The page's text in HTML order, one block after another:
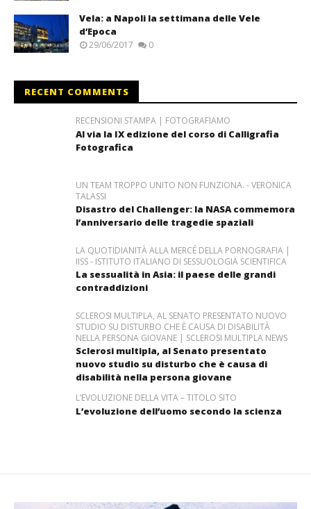
Vela: a Napoli la settimana delle Vele
d’Epoca
29/06/2017 0
RECENT COMMENTS
RECENSIONI STAMPA | FOTOGRAFIAMO
Al via la IX edizione del corso di Calligrafia
Fotografica
UN TEAM TROPPO UNITO NON FUNZIONA. - VERONICA
TALASSI
Disastro del Challenger: la NASA commemora
l’anniversario delle tragedie spaziali
LA QUOTIDIANITÀ ALLA MERCÉ DELLA PORNOGRAFIA |
IISS - ISTITUTO ITALIANO DI SESSUOLOGIA SCIENTIFICA
La sessualità in Asia: il paese delle grandi
contraddizioni
SCLEROSI MULTIPLA, AL SENATO PRESENTATO NUOVO
STUDIO SU DISTURBO CHE È CAUSA DI DISABILITÀ
NELLA PERSONA GIOVANE | SCLEROSI MULTIPLA NEWS
Sclerosi multipla, al Senato presentato
nuovo studio su disturbo che è causa di
disabilità nella persona giovane
L’EVOLUZIONE DELLA VITA – TITOLO SITO
L’evoluzione dell’uomo secondo la scienza